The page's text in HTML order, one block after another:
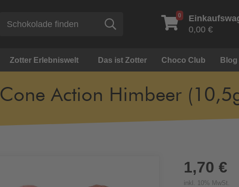
0
0,00 €
Zotter Erlebniswelt Das ist Zotter Choco Club Blog
Cone Action Himbeer
1,70 €
inkl. 10% MwSt.